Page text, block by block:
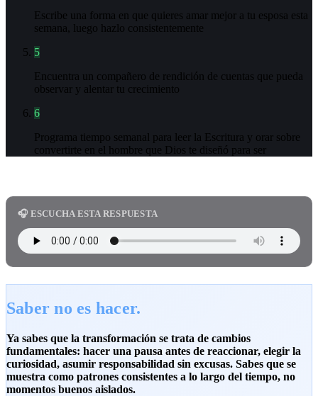
Escribe una forma en que quieres amar mejor a tu esposa esta
semana, luego hazlo consistentemente
5
Encuentra un compañero de rendición de cuentas que pueda
observar y alentar tu crecimiento
6
Programa tiempo semanal para leer la Escritura y orar sobre
convertirte en el hombre que Dios te diseñó para ser
🎧 ESCUCHA ESTA RESPUESTA
Saber no es hacer.
Ya sabes que la transformación se trata de cambios
fundamentales: hacer una pausa antes de reaccionar, elegir la
curiosidad, asumir responsabilidad sin excusas. Sabes que se
muestra como patrones consistentes a lo largo del tiempo, no
momentos buenos aislados.